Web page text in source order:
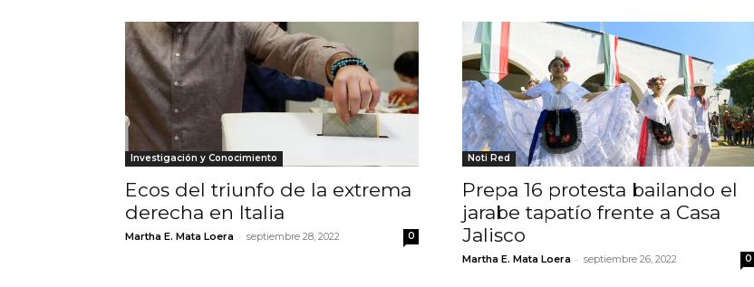
Investigación y Conocimiento
Ecos del triunfo de la extrema
derecha en Italia
Martha E. Mata Loera - septiembre 28, 2022 0
Noti Red
Prepa 16 protesta bailando el
jarabe tapatío frente a Casa
Jalisco
Martha E. Mata Loera - septiembre 26, 2022 0